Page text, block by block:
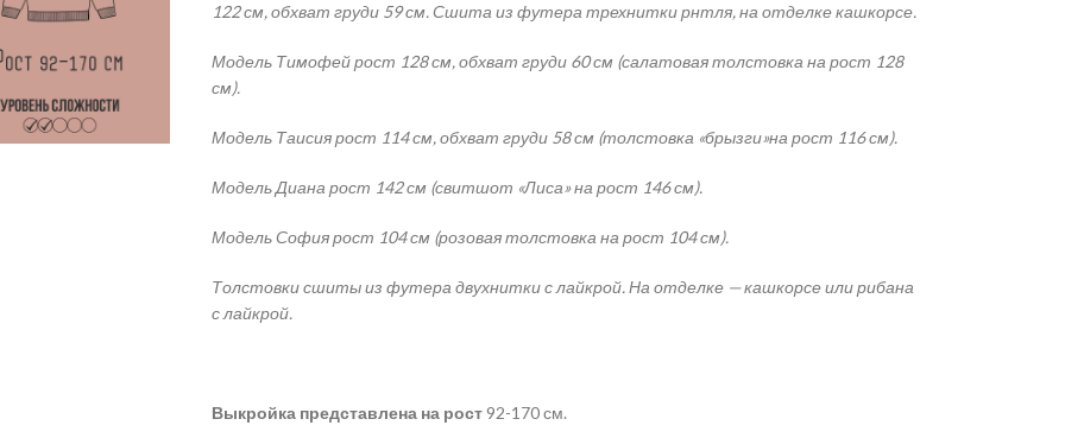
122 см, обхват груди 59 см. Сшита из футера трехнитки рнтля, на отделке кашкорсе.
Модель Тимофей рост 128 см, обхват груди 60 см (салатовая толстовка на рост 128
см).
Модель Таисия рост 114 см, обхват груди 58 см (толстовка «брызги»на рост 116 см).
Модель Диана рост 142 см (свитшот «Лиса» на рост 146 см).
Модель София рост 104 см (розовая толстовка на рост 104 см).
Толстовки сшиты из футера двухнитки с лайкрой. На отделке — кашкорсе или рибана
с лайкрой.
Выкройка представлена на рост 92-170 см.